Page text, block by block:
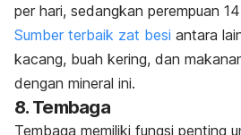
per hari, sedangkan perempuan
Sumber terbaik zat besi antara
kacang, buah kering, dan
dengan mineral ini.
8. Tembaga
Tembaga memiliki fungsi penting